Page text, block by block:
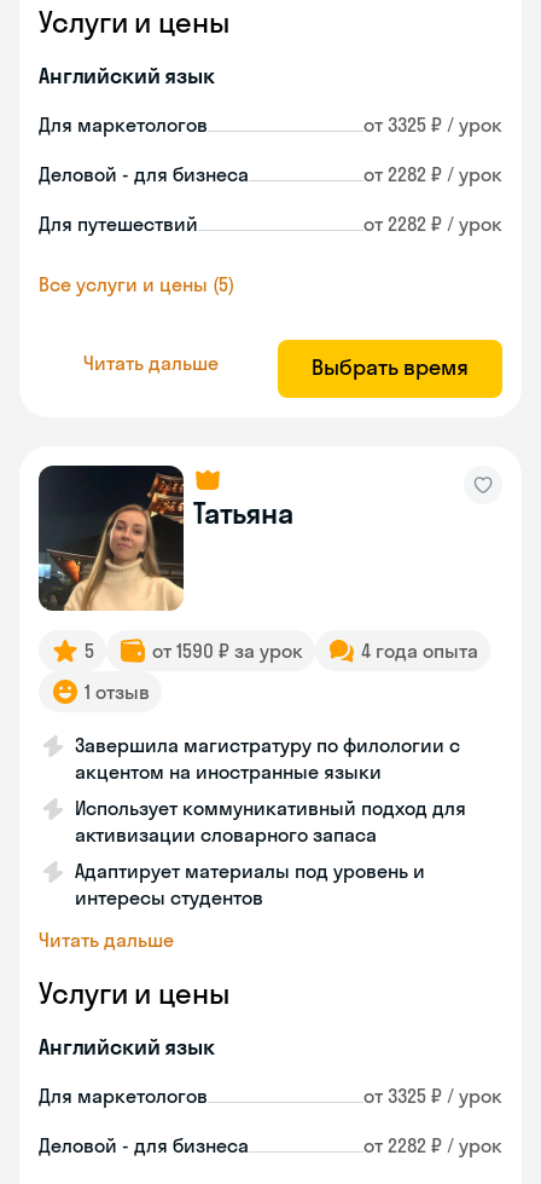
Услуги и цены
Английский язык
Для маркетологов от 3325 ₽ / урок
Деловой - для бизнеса от 2282 ₽ / урок
Для путешествий от 2282 ₽ / урок
Все услуги и цены (5)
Читать дальше Выбрать время
Татьяна
5 от 1590 ₽ за урок
4 года опыта
1 отзыв
Завершила магистратуру по филологии с
акцентом на иностранные языки
Использует коммуникативный подход для
активизации словарного запаса
Адаптирует материалы под уровень и
интересы студентов
Читать дальше
Услуги и цены
Английский язык
Для маркетологов от 3325 ₽ / урок
Деловой - для бизнеса от 2282 ₽ / урок